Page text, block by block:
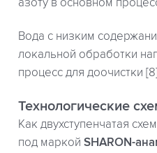
азоту в основном
Вода с низким
локальной обработки
процесс для доочистки
Технологические
Как двухступенчатая
под маркой SHARON-